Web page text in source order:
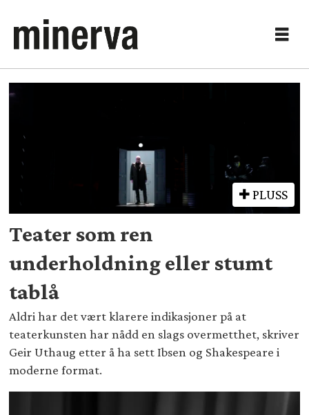
Tag:
PLUSS
Teater som ren
underholdning eller stumt
tablå
Aldri har det vært klarere indikasjoner på at
teaterkunsten har nådd en slags overmetthet, skriver
Geir Uthaug etter å ha sett Ibsen og Shakespeare i
moderne format.